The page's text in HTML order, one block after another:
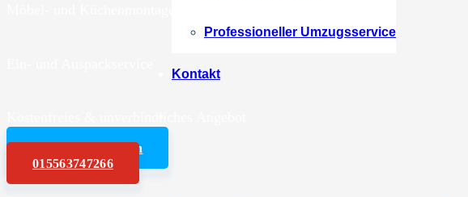
Professioneller Umzugsservice
Kontakt
Angebot anfordern
015563747266